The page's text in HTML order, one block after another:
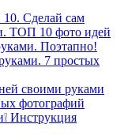
Сделай сам
ТОП 10 фото идей
Поэтапно!
7 простых
своими руками
фотографий
Инструкция